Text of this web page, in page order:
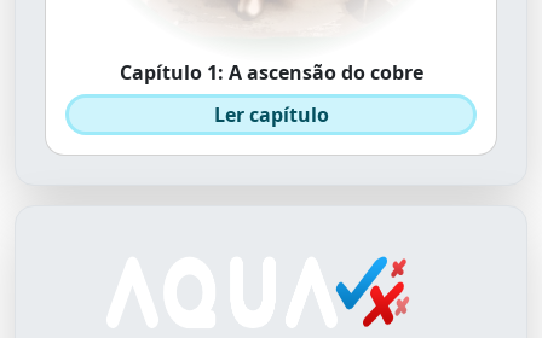
Capítulo 1: A ascensão do cobre
Ler capítulo